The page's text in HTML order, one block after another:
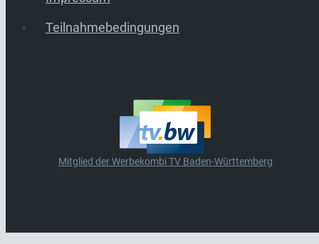
Teilnahmebedingungen
Mitglied der Werbekombi TV Baden-Württemberg